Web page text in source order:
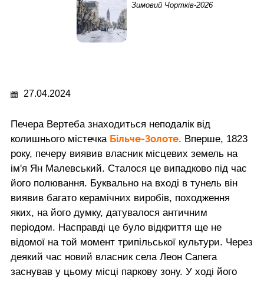
Зимовий Чортків-2026
27.04.2024
Печера Вертеба знаходиться неподалік від
колишнього містечка Більче-Золоте. Вперше, 1823
року, печеру виявив власник місцевих земель на
ім'я Ян Малевський. Сталося це випадково під час
його полювання. Буквально на вході в тунель він
виявив багато керамічних виробів, походження
яких, на його думку, датувалося античним
періодом. Насправді це було відкриття ще не
відомої на той момент трипільської культури. Через
деякий час новий власник села Леон Сапега
заснував у цьому місці паркову зону. У ході його